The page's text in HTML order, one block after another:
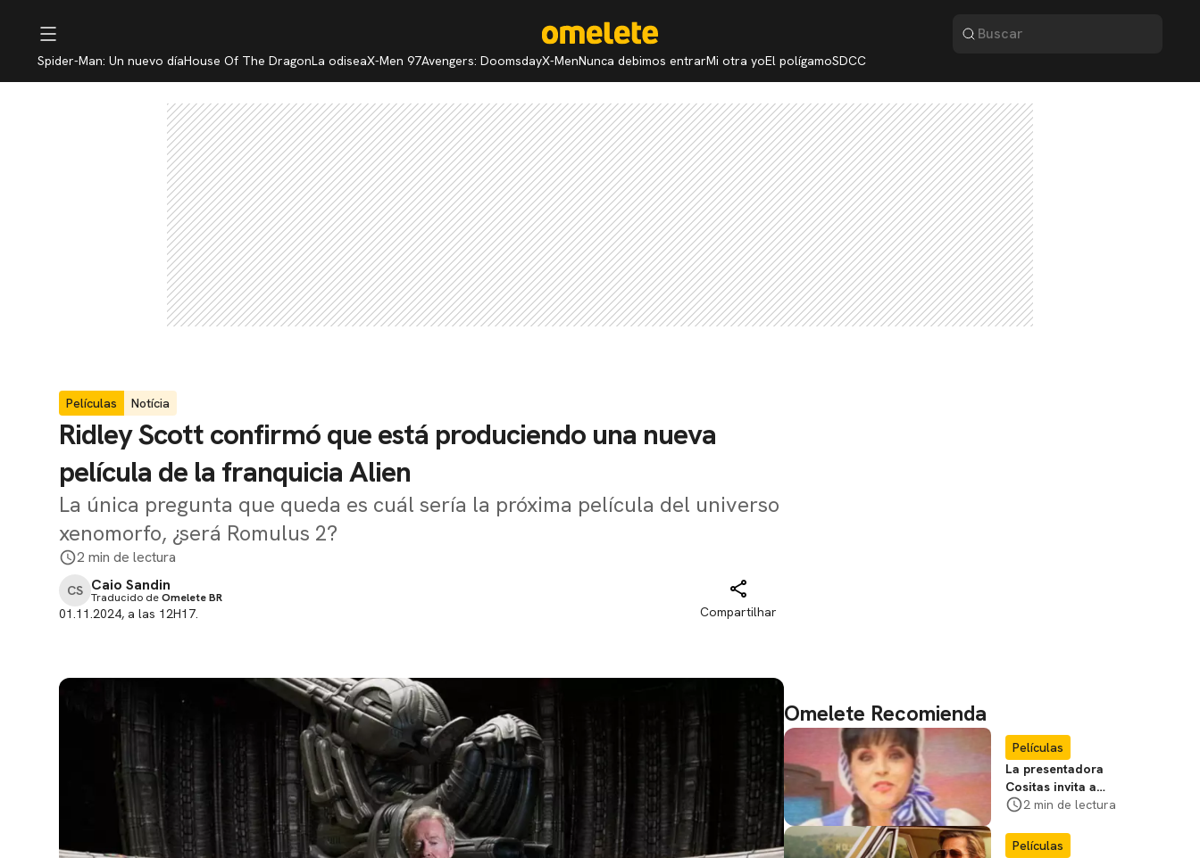
Spider-Man: Un nuevo díaHouse Of The DragonLa odiseaX-Men 97Avengers: DoomsdayX-MenNunca debimos entrarMi otra yoEl polígamoSDCC
Películas Notícia
Ridley Scott confirmó que está produciendo una nueva
película de la franquicia Alien
La única pregunta que queda es cuál sería la próxima película del universo
xenomorfo, ¿será Romulus 2?
2 min de lectura
CS Caio Sandin
Traducido deOmelete BR
01.11.2024, a las 12H17. Compartilhar
Omelete Recomienda
Películas
La presentadora
Cositas invita a
visitar el
Miasma
2 min de lectura
Películas